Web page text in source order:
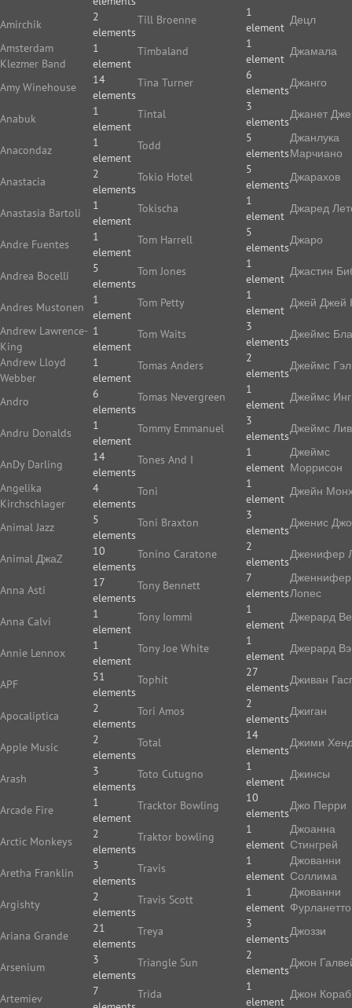
Amirchik
2
elements
Amsterdam
Klezmer Band
1
element
Amy Winehouse
14
elements
Anabuk
1
element
Anacondaz
1
element
Anastacia
2
elements
Anastasia Bartoli
1
element
Andre Fuentes
1
element
Andrea Bocelli
5
elements
Andres Mustonen
1
element
Andrew Lawrence-
King
1
element
Andrew Lloyd
Webber
1
element
Andro
6
elements
Andru Donalds
1
element
AnDy Darling
14
elements
Angelika
Kirchschlager
4
elements
Animal Jazz
5
elements
Animal ДжаZ
10
elements
Anna Asti
17
elements
Anna Calvi
1
element
Annie Lennox
1
element
APF
51
elements
Apocaliptica
2
elements
Apple Music
2
elements
Arash
3
elements
Arcade Fire
1
element
Arctic Monkeys
2
elements
Aretha Franklin
3
elements
Argishty
2
elements
Ariana Grande
21
elements
Arsenium
3
elements
Artemiev
7
Till Broenne
1
element
Timbaland
1
element
Tina Turner
6
elements
Tintal
3
elements
Todd
5
elements
Tokio Hotel
5
elements
Tokischa
1
element
Tom Harrell
5
elements
Tom Jones
1
element
Tom Petty
1
element
Tom Waits
3
elements
Tomas Anders
2
elements
Tomas Nevergreen
1
element
Tommy Emmanuel
3
elements
Tones And I
1
element
Toni
1
element
Toni Braxton
3
elements
Tonino Caratone
2
elements
Tony Bennett
7
elements
Tony Iommi
1
element
Tony Joe White
1
element
Tophit
27
elements
Tori Amos
2
elements
Total
14
elements
Toto Cutugno
1
element
Tracktor Bowling
10
elements
Traktor bowling
1
element
Travis
1
element
Travis Scott
1
element
Treya
3
elements
Triangle Sun
2
elements
Trida
1
element
Децл
Джамала
Джанго
Джанет
Джанлука
Марчиано
Джарахов
Джаред
Джаро
Джастин
Джей Джей
Джеймс
Джеймс
Джеймс
Джеймс
Джеймс
Моррисон
Джейн
Дженис
Дженифер
Дженнифер
Лопес
Джерард
Джерард
Дживан
Джиган
Джими
Джинсы
Джо Перри
Джоанна
Стингрей
Джованни
Соллима
Джованни
Фурланетто
Джоззи
Джон
Джон